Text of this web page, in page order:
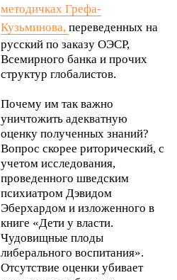
методичках Грефа-
Кузьминова,переведенных на
русский по заказу ОЭСР,
Всемирного банка и прочих
структур глобалистов.
Почему им так важно
уничтожить адекватную
оценку полученных знаний?
Вопрос скорее риторический, с
учетом исследования,
проведенного шведским
психиатром Дэвидом
Эберхардом и изложенного в
книге «Дети у власти.
Чудовищные плоды
либерального воспитания».
Отсутствие оценки убивает